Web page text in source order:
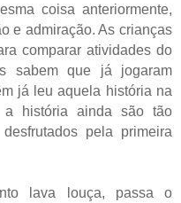
coisa anteriormente,
e admiração. As crianças
comparar atividades do
sabem que já jogaram
já leu aquela história na
história ainda são tão
pela primeira
lava louça, passa o